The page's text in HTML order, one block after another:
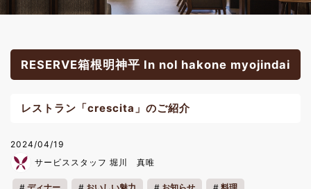
RESERVE箱根明神平 In nol hakone myojindai
レストラン「crescita」のご紹介
2024/04/19
サービススタッフ 堀川 真唯